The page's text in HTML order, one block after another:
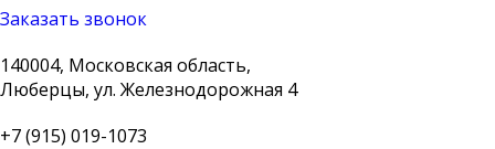
Заказать звонок
140004, Московская область,
Люберцы, ул. Железнодорожная 4
+7 (915) 019-1073